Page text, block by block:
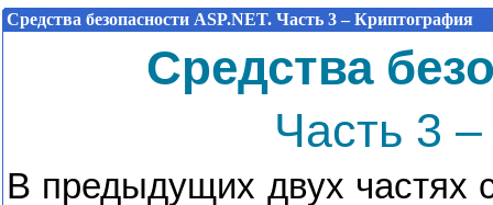
Средства безопасности ASP.NET. Часть 3 – Криптография
Средства
Часть 3
В предыдущих двух частях